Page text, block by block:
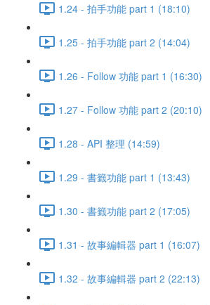
1.24 - 拍手功能 part 1 (18:10)
1.25 - 拍手功能 part 2 (14:04)
1.26 - Follow 功能 part 1 (16:30)
1.27 - Follow 功能 part 2 (20:10)
1.28 - API 整理 (14:59)
1.29 - 書籤功能 part 1 (13:43)
1.30 - 書籤功能 part 2 (17:05)
1.31 - 故事編輯器 part 1 (16:07)
1.32 - 故事編輯器 part 2 (22:13)